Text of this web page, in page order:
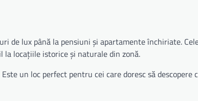
de lux până la pensiuni și apartamente închiriate.
locațiile istorice și naturale din zonă.
un loc perfect pentru cei care doresc să descopere